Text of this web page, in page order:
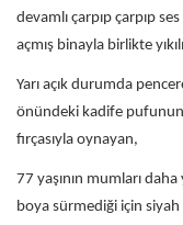
devamlı çarpıp çarpıp
açmış binayla birlikte
Yarı açık durumda
önündeki kadife pufunun
fırçasıyla oynayan,
77 yaşının mumları
boya sürmediği için siyah